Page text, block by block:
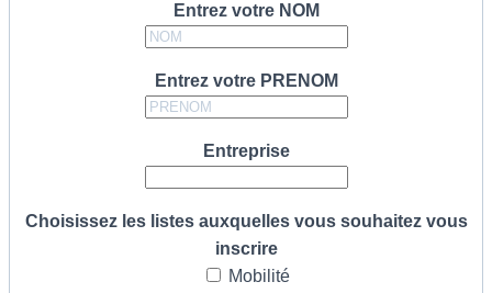
Entrez votre NOM
Entrez votre PRENOM
Entreprise
Choisissez les listes auxquelles vous souhaitez vous
inscrire
Mobilité